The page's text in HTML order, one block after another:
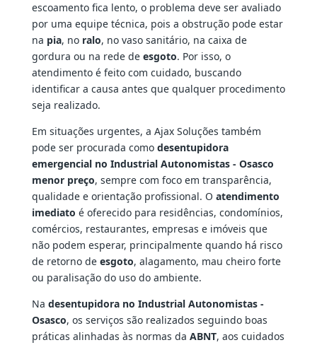
escoamento fica lento, o problema deve ser avaliado
por uma equipe técnica, pois a obstrução pode estar
na pia, no ralo, no vaso sanitário, na caixa de
gordura ou na rede de esgoto. Por isso, o
atendimento é feito com cuidado, buscando
identificar a causa antes que qualquer procedimento
seja realizado.
Em situações urgentes, a Ajax Soluções também
pode ser procurada como desentupidora
emergencial no Industrial Autonomistas - Osasco
menor preço, sempre com foco em transparência,
qualidade e orientação profissional. O atendimento
imediato é oferecido para residências, condomínios,
comércios, restaurantes, empresas e imóveis que
não podem esperar, principalmente quando há risco
de retorno de esgoto, alagamento, mau cheiro forte
ou paralisação do uso do ambiente.
Na desentupidora no Industrial Autonomistas -
Osasco, os serviços são realizados seguindo boas
práticas alinhadas às normas da ABNT, aos cuidados